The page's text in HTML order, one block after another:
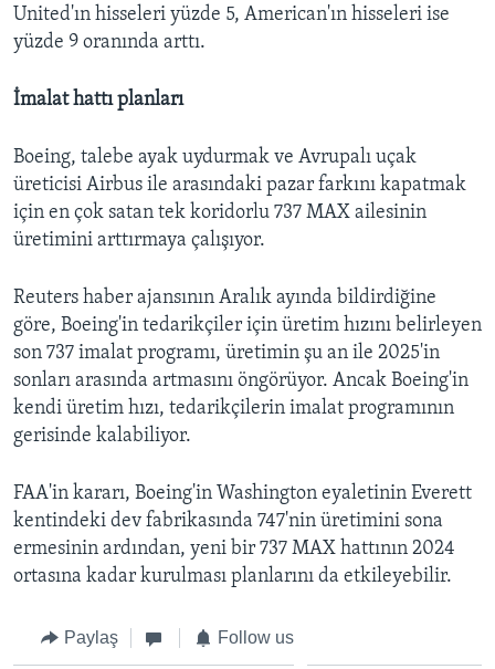
United'ın hisseleri yüzde 5, American'ın hisseleri ise
yüzde 9 oranında arttı.
İmalat hattı planları
Boeing, talebe ayak uydurmak ve Avrupalı uçak
üreticisi Airbus ile arasındaki pazar farkını kapatmak
için en çok satan tek koridorlu 737 MAX ailesinin
üretimini arttırmaya çalışıyor.
Reuters haber ajansının Aralık ayında bildirdiğine
göre, Boeing'in tedarikçiler için üretim hızını belirleyen
son 737 imalat programı, üretimin şu an ile 2025'in
sonları arasında artmasını öngörüyor. Ancak Boeing'in
kendi üretim hızı, tedarikçilerin imalat programının
gerisinde kalabiliyor.
FAA'in kararı, Boeing'in Washington eyaletinin Everett
kentindeki dev fabrikasında 747'nin üretimini sona
ermesinin ardından, yeni bir 737 MAX hattının 2024
ortasına kadar kurulması planlarını da etkileyebilir.
Paylaş Follow us